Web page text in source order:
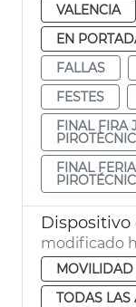
VALENCIA
EN
FALLAS
FESTES
FINAL FIRA
PIROTÈCNIC
FINAL
modificado
MOVILIDAD
TODAS LAS